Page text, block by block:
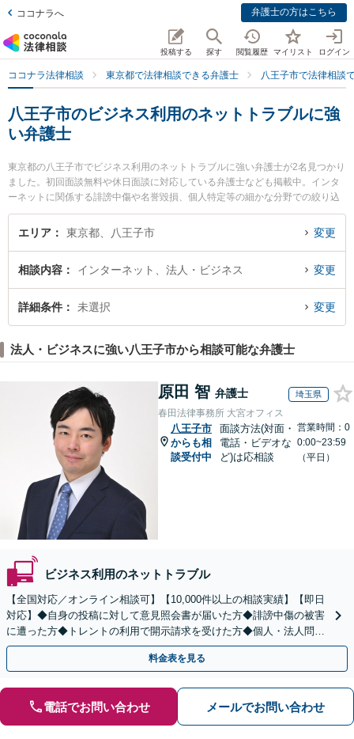
ココナラへ 弁護士の方はこちら
投稿する 探す 閲覧履歴 マイリスト ログイン
ココナラ法律相談 東京都で法律相談できる弁護士 八王子市で法律相談
八王子市のビジネス利用のネットトラブルに強
い弁護士
東京都の八王子市でビジネス利用のネットトラブルに強い弁護士が2名見つかり
ました。初回面談無料や休日面談に対応している弁護士なども掲載中。インタ
ーネットに関係する誹謗中傷や名誉毀損、個人特定等の細かな分野での絞り込
み検索もでき便利です。特に弁護士法人木村雅一法律特許事務所の藤本 真一弁
護士やTAM法律事務所の田村 良平弁護士のプロフィール情報や弁護士費用、強
のネットトラブルのトラブル解決の実績豊富な近くの弁護士を検索したい』
『初回相談無料でビジネス利用のネットトラブルを法律相談できる八王子市内
の弁護士に相談予約したい』などでお困りの相談者さんにおすすめです。
エリア 東京都、八王子市 変更
相談内容 インターネット、法人・ビジネス 変更
詳細条件 未選択 変更
法人・ビジネスに強い八王子市から相談可能な弁護士
原田 智 弁護士 埼玉県
春田法律事務所 大宮オフィス
八王子市
からも相
談受付中
面談方法(対面・
電話・ビデオな
ど)は応相談
営業時間：0
0:00~23:59
（平日）
ビジネス利用のネットトラブル
【全国対応／オンライン相談可】【10,000件以上の相談実績】【即日
対応】◆自身の投稿に対して意見照会書が届いた方◆誹謗中傷の被害
に遭った方◆トレントの利用で開示請求を受けた方◆個人・法人問わ
ず対応◎【来所不要／LINE相談可】
料金表を見る
電話でお問い合わせ メールでお問い合わせ